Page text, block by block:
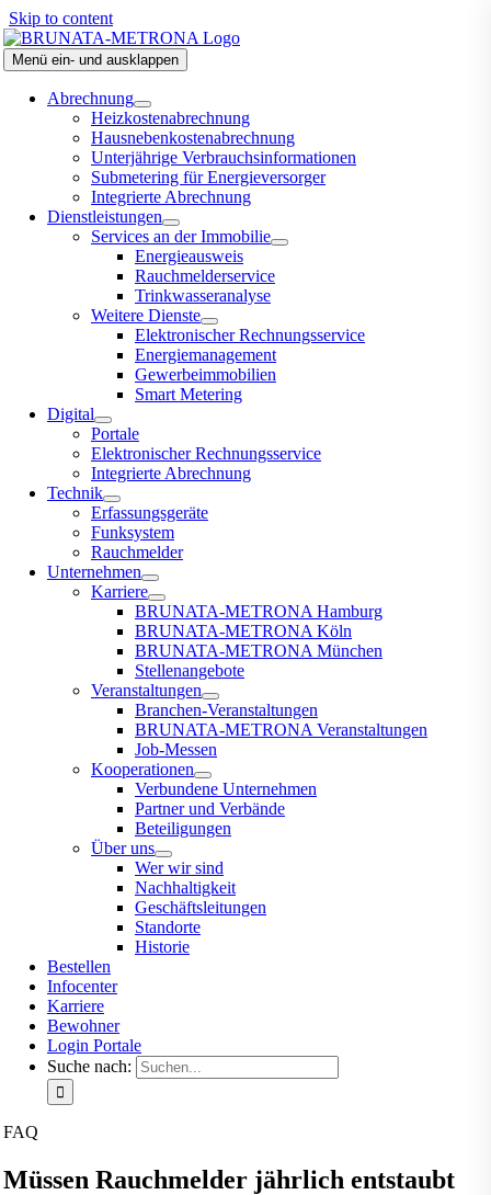
Skip to content
Menü ein- und ausklappen
Abrechnung
Heizkostenabrechnung
Hausnebenkostenabrechnung
Unterjährige Verbrauchsinformationen
Submetering für Energieversorger
Integrierte Abrechnung
Dienstleistungen
Services an der Immobilie
Energieausweis
Rauchmelderservice
Trinkwasseranalyse
Weitere Dienste
Elektronischer Rechnungsservice
Energiemanagement
Gewerbeimmobilien
Smart Metering
Digital
Portale
Elektronischer Rechnungsservice
Integrierte Abrechnung
Technik
Erfassungsgeräte
Funksystem
Rauchmelder
Unternehmen
Karriere
BRUNATA-METRONA Hamburg
BRUNATA-METRONA Köln
BRUNATA-METRONA München
Stellenangebote
Veranstaltungen
Branchen-Veranstaltungen
BRUNATA-METRONA Veranstaltungen
Job-Messen
Kooperationen
Verbundene Unternehmen
Partner und Verbände
Beteiligungen
Über uns
Wer wir sind
Nachhaltigkeit
Geschäftsleitungen
Standorte
Historie
Bestellen
Infocenter
Karriere
Bewohner
Login Portale
Suche nach:
FAQ
Müssen Rauchmelder jährlich entstaubt